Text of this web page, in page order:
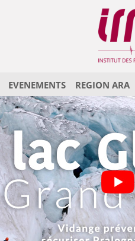
EVENEMENTS REGION ARA